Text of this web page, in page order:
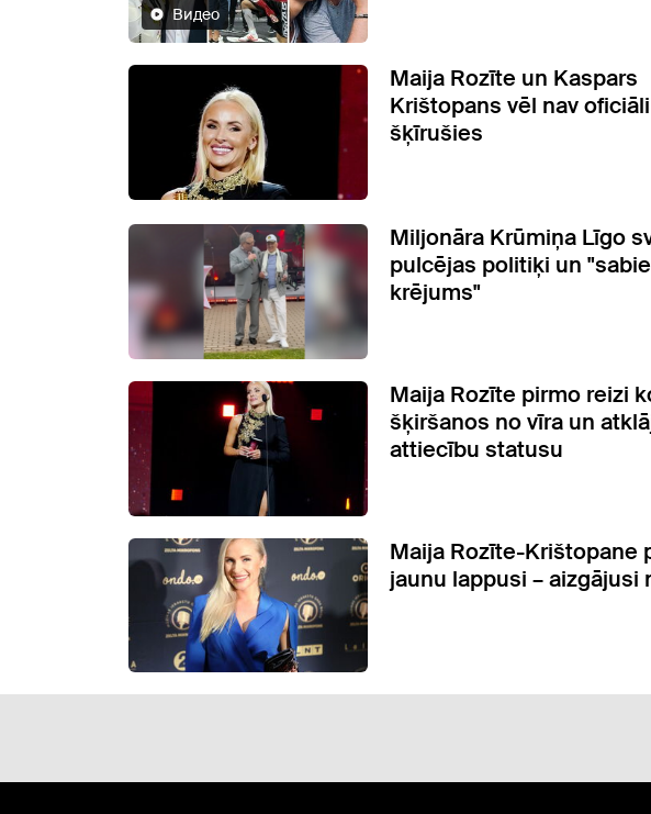
Видео
Maija Rozīte un Kaspars
Krištopans vēl nav oficiāli
šķīrušies
Miljonāra Krūmiņa Līgo
pulcējas politiķi un
krējums"
Maija Rozīte pirmo reizi
šķiršanos no vīra un
attiecību statusu
Maija Rozīte-Krištopane
jaunu lappusi – aizgājusi